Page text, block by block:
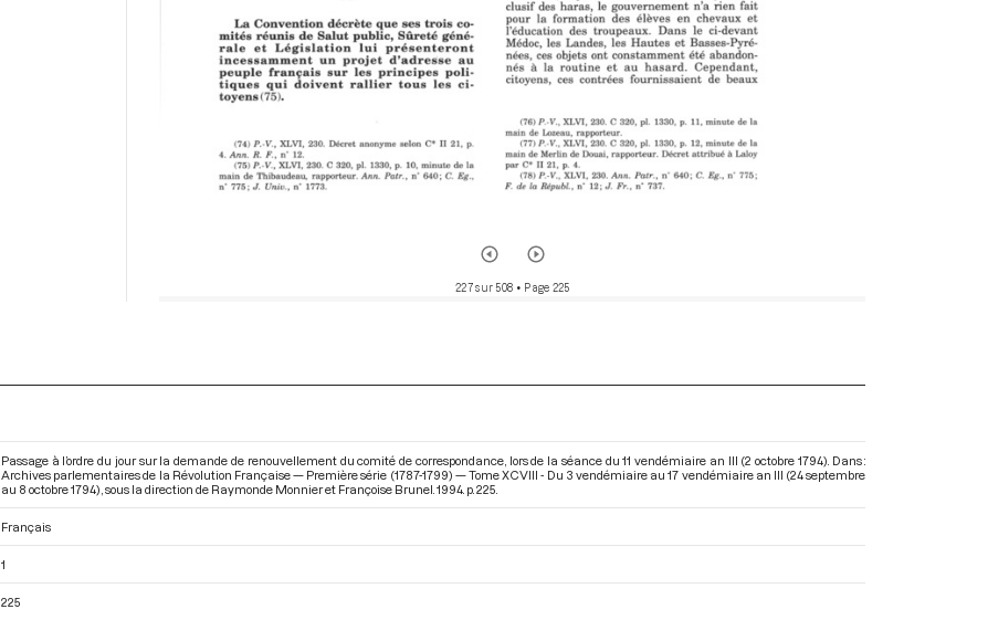
227 sur 508 • Page 225
Passage à l’ordre du jour sur la demande de renouvellement du comité de correspondance, lors de la séance du 11 vendémiaire an III (2 octobre 1794). Dans :
Archives parlementaires de la Révolution Française — Première série (1787-1799) — Tome XCVIII - Du 3 vendémiaire au 17 vendémiaire an III (24 septembre
au 8 octobre 1794) , sous la direction de Raymonde Monnier et Françoise Brunel. 1994. p. 225.
Français
1
225